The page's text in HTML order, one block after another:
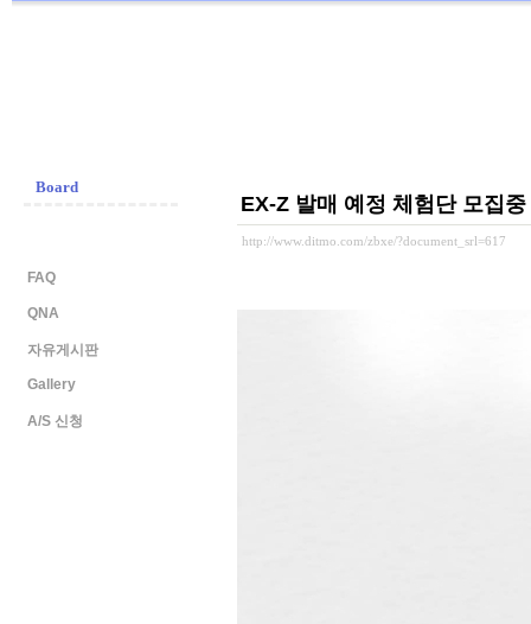
Board
FAQ
QNA
자유게시판
Gallery
A/S 신청
EX-Z 발매 예정 체험단 모집중
http://www.ditmo.com/zbxe/?document_srl=617